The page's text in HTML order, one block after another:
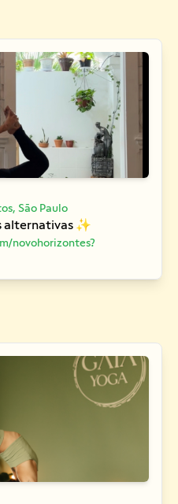
São Paulo
alternativas ✨
novohorizontes?